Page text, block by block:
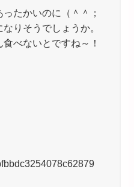
たかいのに（＾＾；
りそうでしょうか。
べないとですね～！